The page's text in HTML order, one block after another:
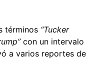
términos “Tucker
con un intervalo
a varios reportes de